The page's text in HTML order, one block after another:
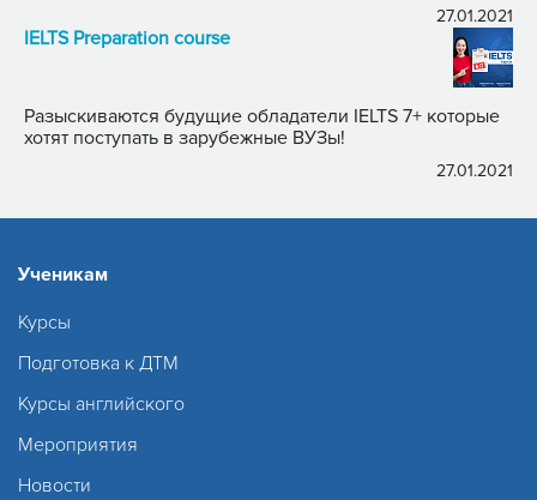
27.01.2021
IELTS Preparation course
Разыскиваются будущие обладатели IELTS 7+ которые
хотят поступать в зарубежные ВУЗы!
27.01.2021
Ученикам
Курсы
Подготовка к ДТМ
Курсы английского
Мероприятия
Новости